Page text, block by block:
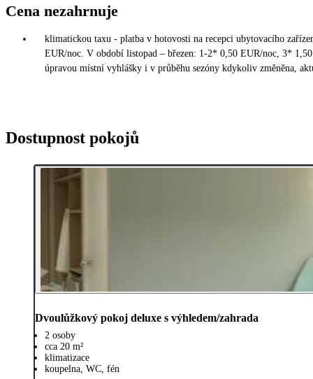
Cena nezahrnuje
klimatickou taxu - platba v hotovosti na recepci ubytovacího
EUR/noc. V období listopad – březen: 1-2* 0,50 EUR/noc, 3*
úpravou místní vyhlášky i v průběhu sezóny kdykoliv změněna,
Dostupnost pokojů
Dvoulůžkový pokoj deluxe s výhledem/zahrada
2 osoby
cca 20 m²
klimatizace
koupelna, WC, fén